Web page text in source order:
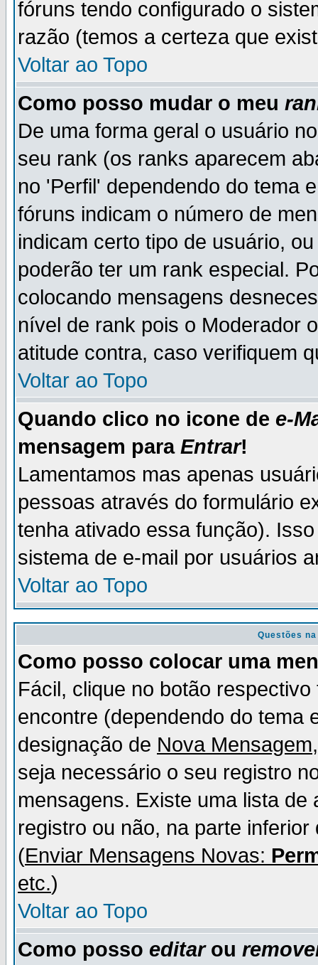
fóruns tendo configurado o
razão (temos a certeza que
Voltar ao Topo
Como posso mudar o meu
De uma forma geral o usuário
seu rank (os ranks aparecem
no 'Perfil' dependendo do tema
fóruns indicam o número de
indicam certo tipo de usuário,
poderão ter um rank especial.
colocando mensagens
nível de rank pois o Moderador
atitude contra, caso verifiquem
Voltar ao Topo
Quando clico no icone de e-
mensagem para Entrar!
Lamentamos mas apenas
pessoas através do formulário
tenha ativado essa função).
sistema de e-mail por usuários
Voltar ao Topo
Questões
Como posso colocar uma
Fácil, clique no botão
encontre (dependendo do tema
designação de Nova Mensagem
seja necessário o seu registro
mensagens. Existe uma lista
registro ou não, na parte
(Enviar Mensagens Novas:
etc.)
Voltar ao Topo
Como posso editarou